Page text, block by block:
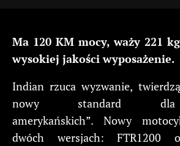
Ma 120 KM mocy, waży 221
wysokiej jakości wyposażenie.
Indian rzuca wyzwanie,
nowy standard dla
amerykańskich”. Nowy
dwóch wersjach: FTR1200